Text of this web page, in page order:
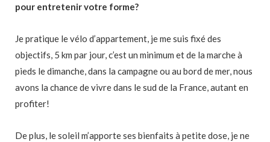
pour entretenir votre forme?
Je pratique le vélo d’appartement, je me suis fixé des
objectifs, 5 km par jour, c’est un minimum et de la marche à
pieds le dimanche, dans la campagne ou au bord de mer, nous
avons la chance de vivre dans le sud de la France, autant en
profiter!
De plus, le soleil m’apporte ses bienfaits à petite dose, je ne